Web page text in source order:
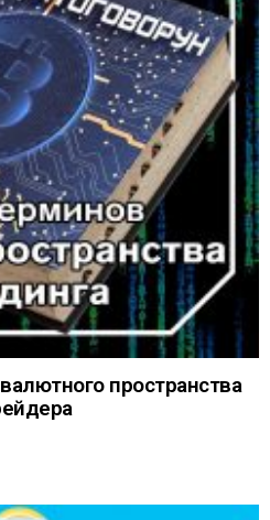
пространства